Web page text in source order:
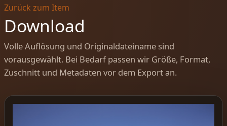
Zurück zum Item
Download
Volle Auflösung und Originaldateiname sind
vorausgewählt. Bei Bedarf passen wir Größe, Format,
Zuschnitt und Metadaten vor dem Export an.